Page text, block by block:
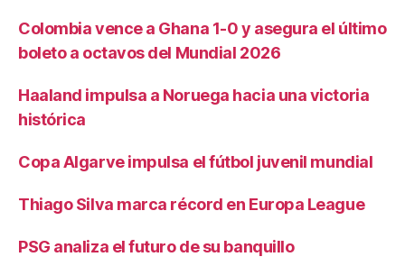
Colombia vence a Ghana 1-0 y asegura el último
boleto a octavos del Mundial 2026
Haaland impulsa a Noruega hacia una victoria
histórica
Copa Algarve impulsa el fútbol juvenil mundial
Thiago Silva marca récord en Europa League
PSG analiza el futuro de su banquillo